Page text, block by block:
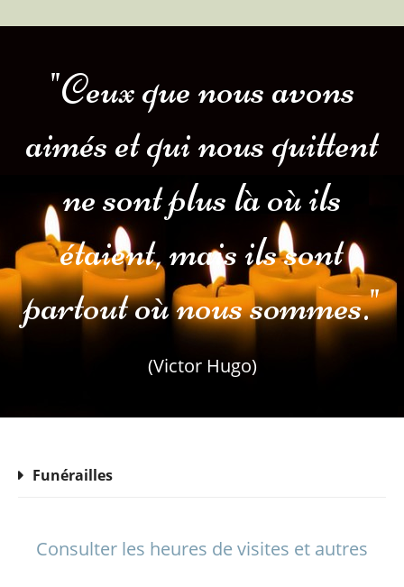
"Ceux que nous avons
aimés et qui nous quittent
ne sont plus là où ils
étaient, mais ils sont
partout où nous sommes."
(Victor Hugo)
Funérailles
Consulter les heures de visites et autres